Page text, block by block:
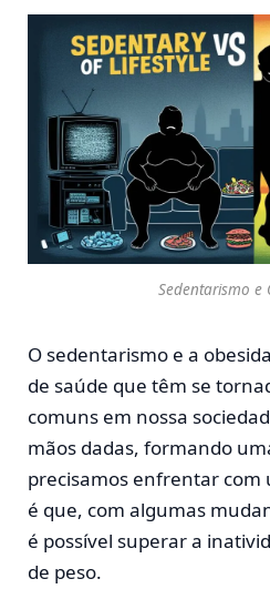
Sedentarismo e
O sedentarismo e a
de saúde que têm se
comuns em nossa
mãos dadas, formando
precisamos enfrentar com
é que, com algumas
é possível superar a
de peso.